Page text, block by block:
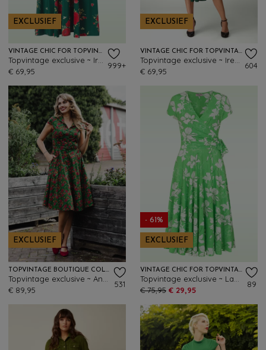
EXCLUSIEF
VINTAGE CHIC FOR TOPVINTAGE
€ 69,95
999+
EXCLUSIEF
VINTAGE CHIC FOR TOPVINTAGE
€ 69,95
604
EXCLUSIEF
TOPVINTAGE BOUTIQUE COLLECTION
€ 89,95
531
- 61%
EXCLUSIEF
VINTAGE CHIC FOR TOPVINTAGE
€ 75,95 € 29,95
89